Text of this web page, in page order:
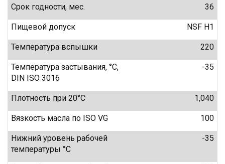
Срок годности, мес. 36
Пищевой допуск NSF H1
Температура вспышки 220
Температура застывания, °C,
DIN ISO 3016
-35
Плотность при 20°C 1,040
Вязкость масла по ISO VG 100
Нижний уровень рабочей
температуры °C
-35